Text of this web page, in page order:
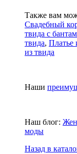
Также вам
Свадебный
твида с
твида, Платье
из твида
Наши
Наш блог:
моды
Назад в